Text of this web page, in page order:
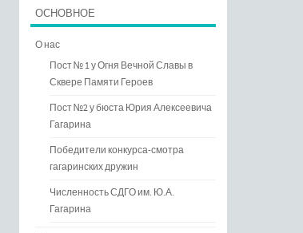
ОСНОВНОЕ
О нас
Пост № 1 у Огня Вечной Славы в
Сквере Памяти Героев
Пост №2 у бюста Юрия Алексеевича
Гагарина
Победители конкурса-смотра
гагаринских дружин
Численность СДГО им. Ю.А.
Гагарина